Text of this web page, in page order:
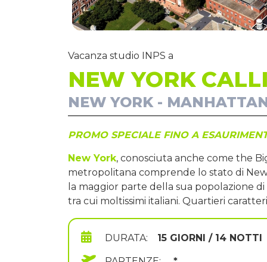
Vacanza studio INPS a
NEW YORK
NEW YORK -
PROMO SPECIALE FINO A
New York, conosciuta anche come the
metropolitana comprende lo stato di
la maggior parte della sua popolazione
tra cui moltissimi italiani. Quartieri
DURATA: 15 GIORNI / 14 NOTTI